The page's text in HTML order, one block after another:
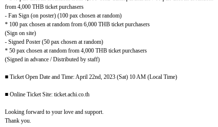
from 4,000 THB ticket purchasers
- Fan Sign (on poster) (100 pax chosen at random)
* 100 pax chosen at random from 6,000 THB ticket purchasers
(Sign on site)
- Signed Poster (50 pax chosen at random)
* 50 pax chosen at random from 4,000 THB ticket purchasers
(Signed in advance / Distributed by staff)
■ Ticket Open Date and Time: April 22nd, 2023 (Sat) 10 AM (Local Time)
■ Online Ticket Site: ticket.achi.co.th
Looking forward to your love and support.
Thank you.